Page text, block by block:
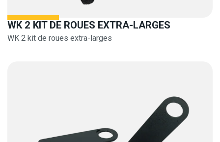
WK 2 KIT DE ROUES EXTRA-LARGES
WK 2 kit de roues extra-larges